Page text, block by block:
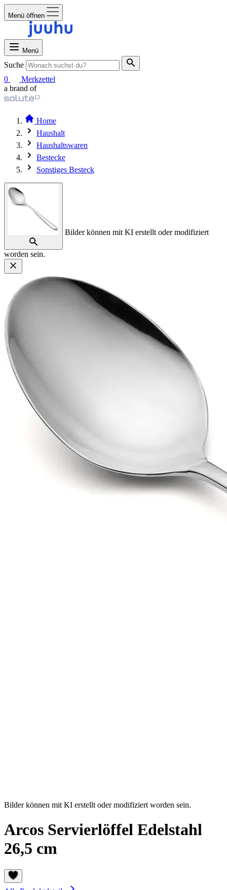
Menü öffnen
Menü
Suche
0
Merkzettel
a brand of
Home
Haushalt
Haushaltswaren
Bestecke
Sonstiges Besteck
Bilder können mit KI erstellt oder modifiziert
worden sein.
Bilder können mit KI erstellt oder modifiziert worden sein.
Arcos Servierlöffel Edelstahl
26,5 cm